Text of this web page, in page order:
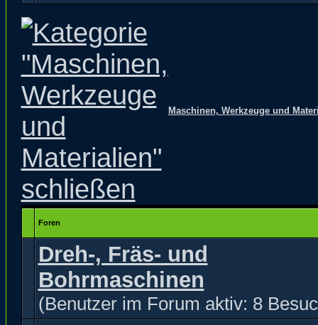
Maschinen, Werkzeuge und
Foren
Dreh-, Fräs- und
Bohrmaschinen
(Benutzer im Forum aktiv: 8